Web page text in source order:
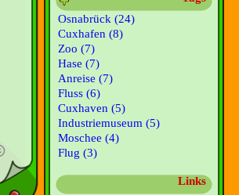
Osnabrück (24)
Cuxhafen (8)
Zoo (7)
Hase (7)
Anreise (7)
Fluss (6)
Cuxhaven (5)
Industriemuseum (5)
Moschee (4)
Flug (3)
Links